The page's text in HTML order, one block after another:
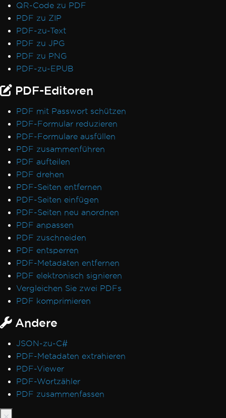
System.Drawing.Common Alternativen
(.NET 7 & Nicht-Windows)
Tabellenköpfe
Verwendung von ReadyToRun-Kompilierung
IronPdf.Slim v2025.5.6
Bereitstellungsausnahme
.NET Framework stürzt mit Prefer32Bit ab
PDF/UA rendert grauen Hintergrund
Emojis werden nicht gerendert
CSS @page Rules vs RenderingOptions
RenderingOptions korrekt initialisieren
Schriftartabweichungen: Windows vs Linux
Benutzerdefinierte Schriftsatzeinbettung
unter Linux
Textauszug in falscher Reihenfolge
Lizenzvalidierung für ASP.NET Web Forms
IronPdfEngine Docker-Verbindung schlägt
auf macOS ARM fehl
Autorennamen in PDF-Metadaten
Schriftarten mithilfe von CSS hinzufügen
PDF/UA-Konformität
Virtueller Pfad-Speicherfehler
CSP- und CNG-Signaturen
IronPdf.UpdatedChrome Rendering
Lesezeichen über ExtractTextFromPage
CEF/Chromium-Speicherverbrauch
Header- und Inhaltsverschiebung
Adobe-Schriftarten als Typ 3
IronPdfEngine Docker-Ausgabe
QR-Code zu PDF
PDF zu ZIP
PDF-zu-Text
PDF zu JPG
PDF zu PNG
PDF-zu-EPUB
PDF-Editoren
PDF mit Passwort schützen
PDF-Formular reduzieren
PDF-Formulare ausfüllen
PDF zusammenführen
PDF aufteilen
PDF drehen
PDF-Seiten entfernen
PDF-Seiten einfügen
PDF-Seiten neu anordnen
PDF anpassen
PDF zuschneiden
PDF entsperren
PDF-Metadaten entfernen
PDF elektronisch signieren
Vergleichen Sie zwei PDFs
PDF komprimieren
Andere
JSON-zu-C#
PDF-Metadaten extrahieren
PDF-Viewer
PDF-Wortzähler
PDF zusammenfassen